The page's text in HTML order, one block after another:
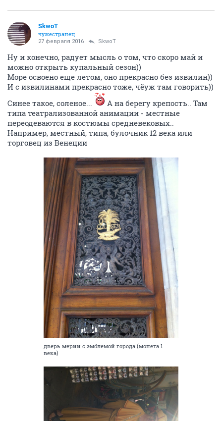
SkwоT
чужестранец
27 февраля 2016 SkwоT
Ну и конечно, радует мысль о том, что скоро май и
можно открыть купальный сезон))
Море освоено еще летом, оно прекрасно без извилин))
И с извилинами прекрасно тоже, чёуж там говорить))
Синее такое, соленое...
А на берегу крепость.. Там
типа театрализованной анимации - местные
переодеваются в костюмы средневековых..
Например, местный, типа, булочник 12 века или
торговец из Венеции
дверь мерии с эмблемой города (монета 1
века)